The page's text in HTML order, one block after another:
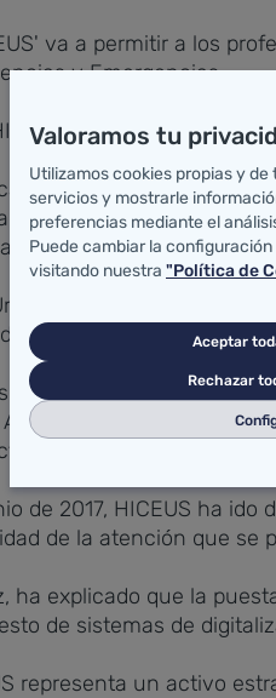
va a permitir a los
y Emergencias.
con los sistemas
electrónica en el 061
(tablets), que permite
un centro hospitalario.
del 061,
que se genera
Primaria y
de mejora
de 2017, HICEUS ha
de la atención que se
ha explicado que la
de sistemas de
representa un activo
Valoramos tu
Utilizamos cookies propias y
servicios y mostrarle
preferencias mediante el
Puede cambiar la
visitando nuestra "Política de
Aceptar
Rechazar